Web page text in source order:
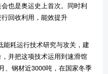
也是奥运史上首次。同时利
回收利用，能效提升
能耗运行技术研究与攻关，建
并把这项技术运用到速滑馆
、钢材近3000吨，在国家冬季